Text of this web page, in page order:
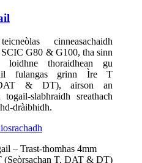
cinneasachaidh
G80 & G100, tha sinn
loidhne thoraidhean gu
fulangas grinn Ìre T
& DT), airson an
slabhraidh sreathach
dràibhidh.